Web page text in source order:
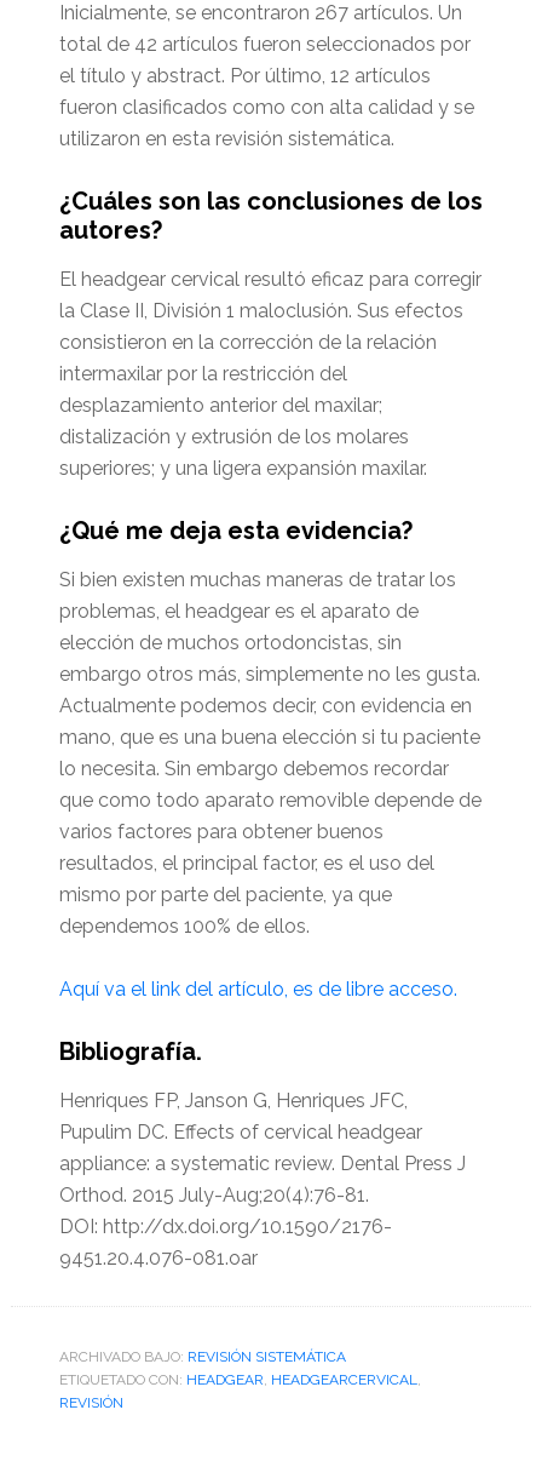
Inicialmente, se encontraron 267 artículos. Un
total de 42 artículos fueron seleccionados por
el título y abstract. Por último, 12 artículos
fueron clasificados como con alta calidad y se
utilizaron en esta revisión sistemática.
¿Cuáles son las conclusiones de los
autores?
El headgear cervical resultó eficaz para corregir
la Clase II, División 1 maloclusión. Sus efectos
consistieron en la corrección de la relación
intermaxilar por la restricción del
desplazamiento anterior del maxilar;
distalización y extrusión de los molares
superiores; y una ligera expansión maxilar.
¿Qué me deja esta evidencia?
Si bien existen muchas maneras de tratar los
problemas, el headgear es el aparato de
elección de muchos ortodoncistas, sin
embargo otros más, simplemente no les gusta.
Actualmente podemos decir, con evidencia en
mano, que es una buena elección si tu paciente
lo necesita. Sin embargo debemos recordar
que como todo aparato removible depende de
varios factores para obtener buenos
resultados, el principal factor, es el uso del
mismo por parte del paciente, ya que
dependemos 100% de ellos.
Aquí va el link del artículo, es de libre acceso.
Bibliografía.
Henriques FP, Janson G, Henriques JFC,
Pupulim DC. Effects of cervical headgear
appliance: a systematic review. Dental Press J
Orthod. 2015 July-Aug;20(4):76-81.
DOI: http://dx.doi.org/10.1590/2176-
9451.20.4.076-081.oar
ARCHIVADO BAJO: REVISIÓN SISTEMÁTICA
ETIQUETADO CON: HEADGEAR, HEADGEARCERVICAL,
REVISIÓN